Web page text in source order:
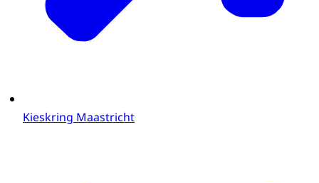
Kieskring Maastricht